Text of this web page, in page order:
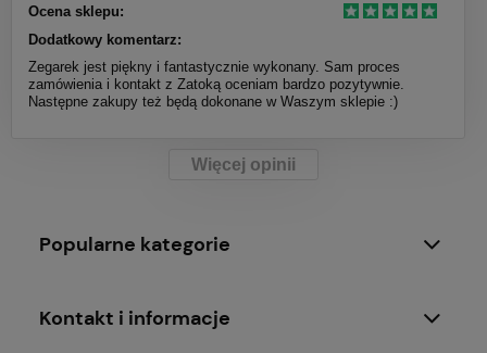
Ocena sklepu:
Dodatkowy komentarz:
Zegarek jest piękny i fantastycznie wykonany. Sam proces
zamówienia i kontakt z Zatoką oceniam bardzo pozytywnie.
Następne zakupy też będą dokonane w Waszym sklepie :)
Więcej opinii
Popularne kategorie
Kontakt i informacje